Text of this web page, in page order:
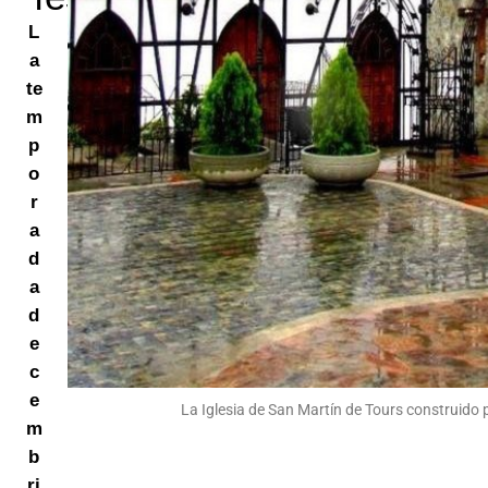
L
a
te
m
p
o
r
a
d
a
d
e
c
e
m
b
La Iglesia de San Martín de Tours construido